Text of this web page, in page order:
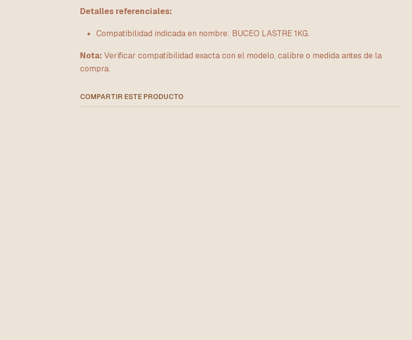
Detalles referenciales:
Compatibilidad indicada en nombre: BUCEO LASTRE 1KG.
Nota: Verificar compatibilidad exacta con el modelo, calibre o medida antes de la
compra.
COMPARTIR ESTE PRODUCTO